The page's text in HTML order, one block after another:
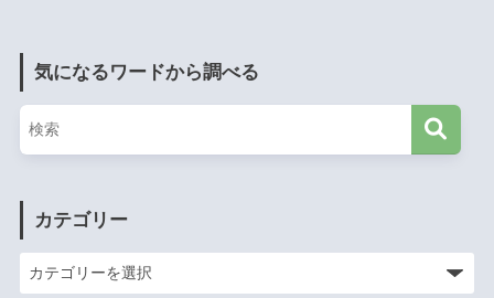
気になるワードから調べる
カテゴリー